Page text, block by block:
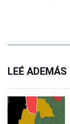
LEÉ ADEMÁS